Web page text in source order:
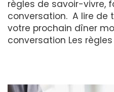
règles de savoir-vivre,
conversation. A lire de
votre prochain dîner
conversation Les